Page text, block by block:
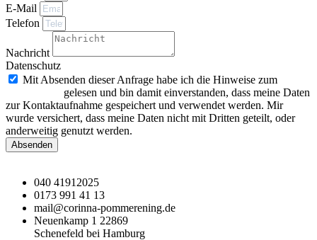
E-Mail
Telefon
Nachricht
Datenschutz
Mit Absenden dieser Anfrage habe ich die Hinweise zum
gelesen und bin damit einverstanden, dass meine Daten
zur Kontaktaufnahme gespeichert und verwendet werden. Mir
wurde versichert, dass meine Daten nicht mit Dritten geteilt, oder
anderweitig genutzt werden.
Absenden
040 41912025
0173 991 41 13
mail@corinna-pommerening.de
Neuenkamp 1 22869
Schenefeld bei Hamburg